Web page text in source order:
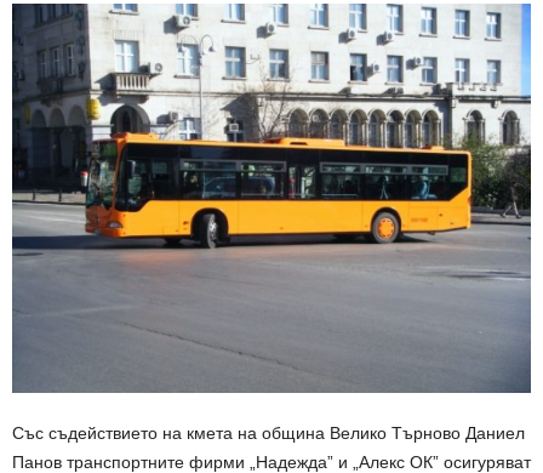
Със съдействието на кмета на община Велико Търново Даниел
Панов транспортните фирми „Надежда” и „Алекс ОК” осигуряват